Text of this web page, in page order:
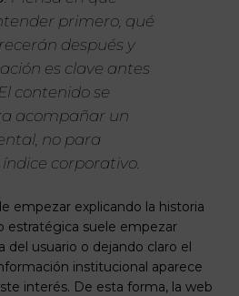
primero, qué
después y
es clave antes
contenido se
acompañar un
no para
corporativo.
empezar explicando la historia
estratégica suele empezar
del usuario o dejando claro el
institucional aparece
interés. De esta forma, la web